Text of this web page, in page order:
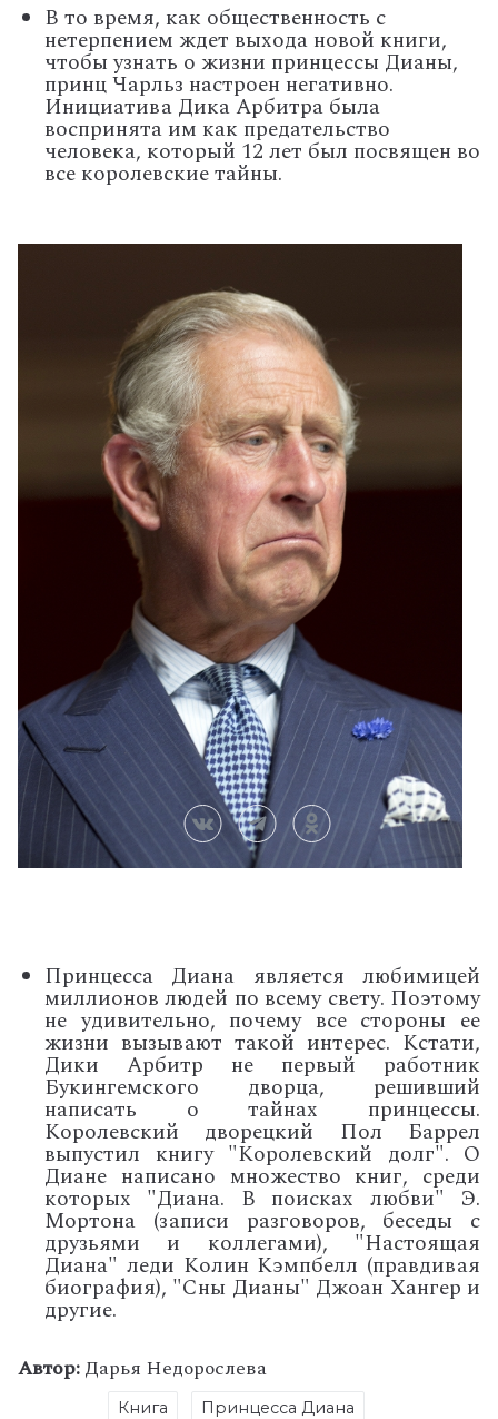
В то время, как общественность с
нетерпением ждет выхода новой книги,
чтобы узнать о жизни принцессы Дианы,
принц Чарльз настроен негативно.
Инициатива Дика Арбитра была
воспринята им как предательство
человека, который 12 лет был посвящен во
все королевские тайны.
Принцесса Диана является любимицей
миллионов людей по всему свету. Поэтому
не удивительно, почему все стороны ее
жизни вызывают такой интерес. Кстати,
Дики Арбитр не первый работник
Букингемского дворца, решивший
написать о тайнах принцессы.
Королевский дворецкий Пол Баррел
выпустил книгу "Королевский долг". О
Диане написано множество книг, среди
которых "Диана. В поисках любви" Э.
Мортона (записи разговоров, беседы с
друзьями и коллегами), "Настоящая
Диана" леди Колин Кэмпбелл (правдивая
биография), "Сны Дианы" Джоан Хангер и
другие.
Автор:Дарья Недорослева
Книга Принцесса Диана